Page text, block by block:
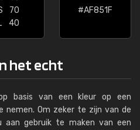
70
40
#AF851F
het echt
basis van een kleur op een
nemen. Om zeker te zijn van de
aan gebruik te maken van een